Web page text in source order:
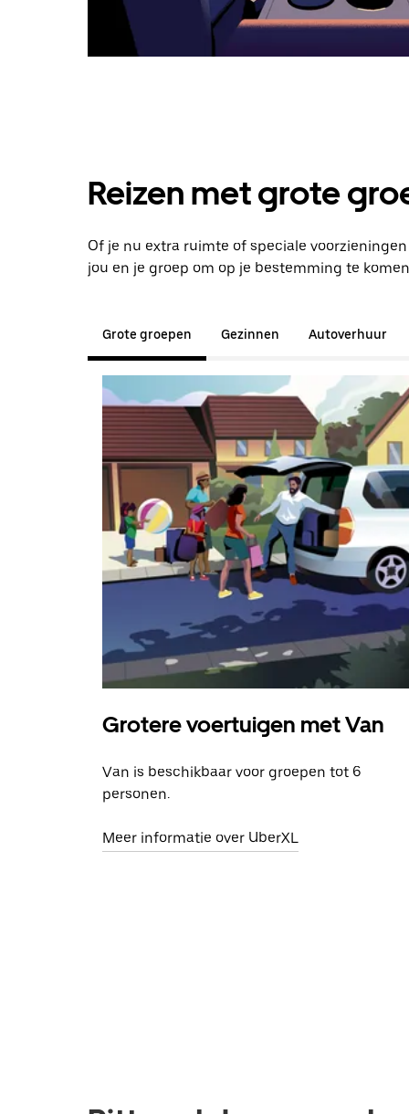
Reizen met grote
Of je nu extra ruimte of speciale
jou en je groep om op je bestemming te
Grote groepen Gezinnen Autoverhuur
Grotere voertuigen met Van
Van is beschikbaar voor groepen tot 6
personen.
Meer informatie over UberXL